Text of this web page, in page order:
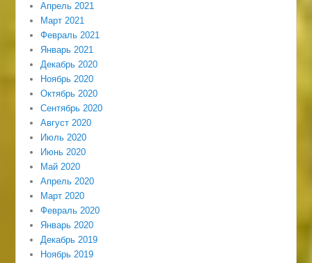
Апрель 2021
Март 2021
Февраль 2021
Январь 2021
Декабрь 2020
Ноябрь 2020
Октябрь 2020
Сентябрь 2020
Август 2020
Июль 2020
Июнь 2020
Май 2020
Апрель 2020
Март 2020
Февраль 2020
Январь 2020
Декабрь 2019
Ноябрь 2019